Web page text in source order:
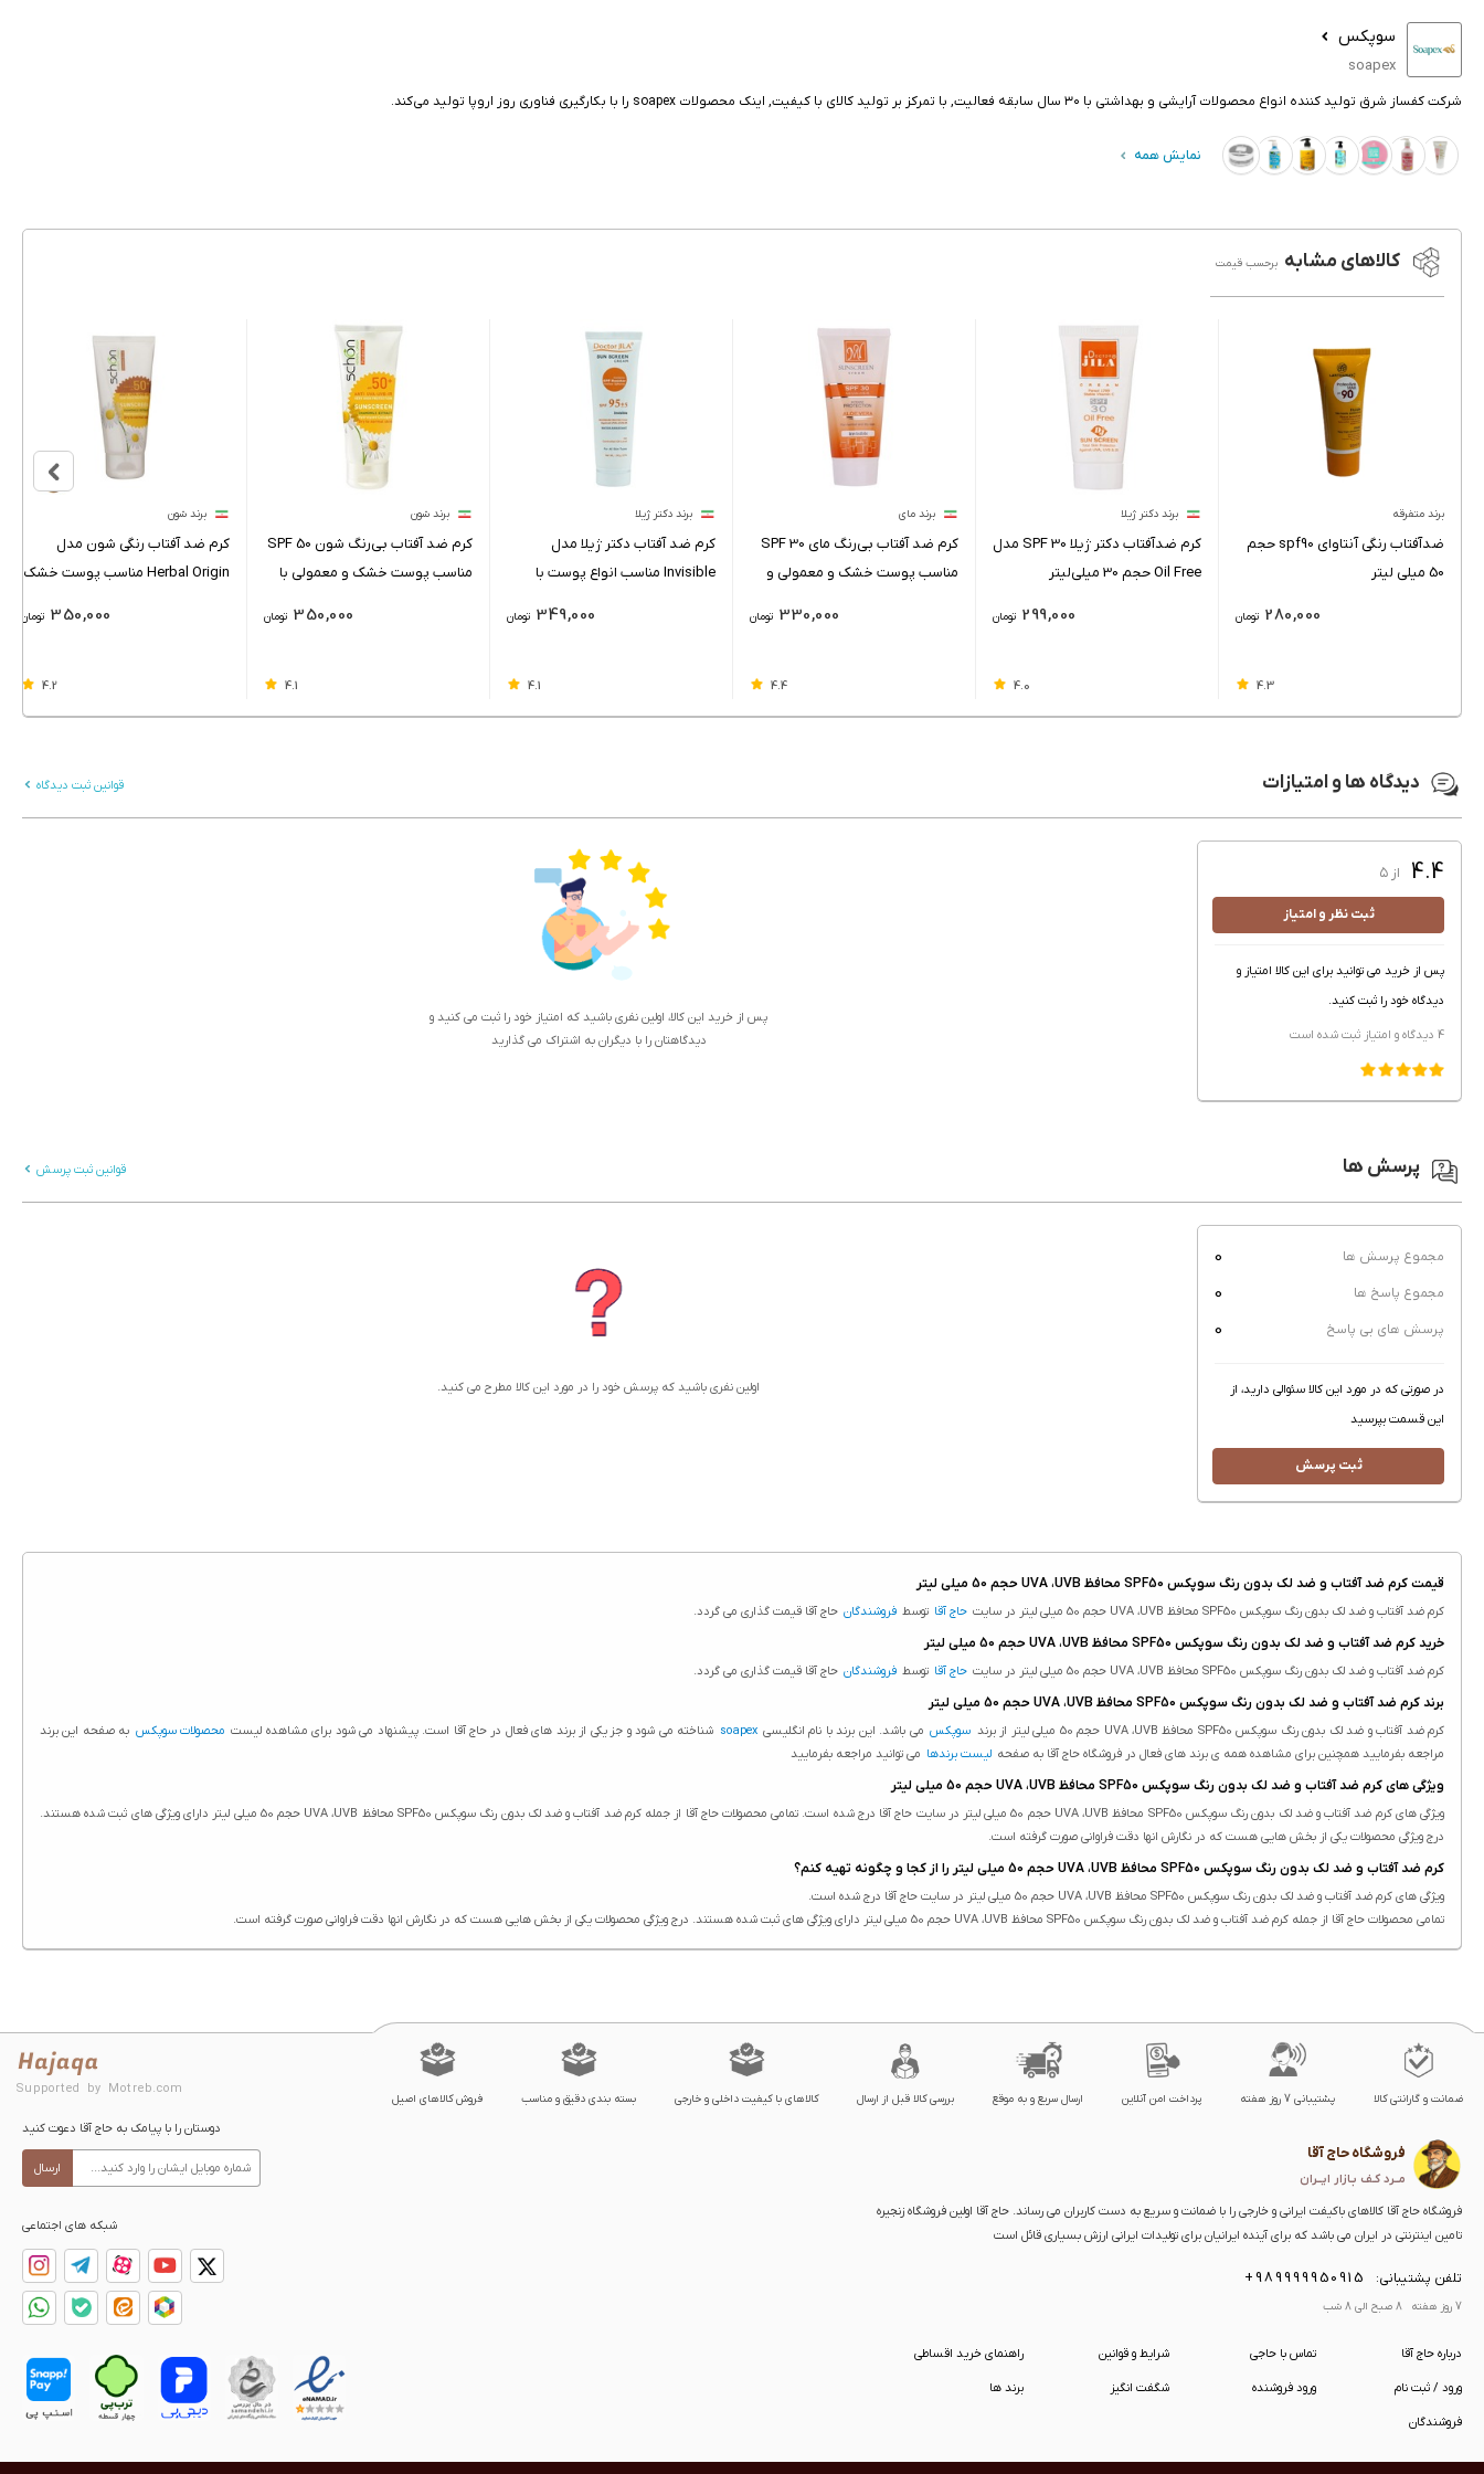
سوپکس
soapex
شرکت کفساز شرق تولید کننده انواع محصولات آرایشی و بهداشتی با ۳۰ سال سابقه فعالیت, با تمرکز بر تولید کالای با کیفیت, اینک محصولات soapex را با بکارگیری فناوری روز اروپا تولید می‌کند.
نمایش همه
کالاهای مشابه برحسب قیمت
برند متفرقه
ضدآفتاب رنگی آنتاوای spf90 حجم
50 میلی لیتر
تومان 280,000
4.3
برند دکتر ژیلا
کرم ضدآفتاب دکتر ژیلا SPF 30 مدل
Oil Free حجم 30 میلی‌لیتر
تومان 299,000
4.0
برند مای
کرم ضد آفتاب بی‌رنگ مای SPF 30
مناسب پوست خشک و معمولی و
تومان 330,000
4.4
برند دکتر ژیلا
کرم ضد آفتاب دکتر ژیلا مدل
Invisible مناسب انواع پوست با
تومان 349,000
4.1
برند شون
کرم ضد آفتاب بی‌رنگ شون SPF 50
مناسب پوست خشک و معمولی با
تومان 350,000
4.1
برند شون
کرم ضد آفتاب رنگی شون مدل
Herbal Origin مناسب پوست خشک
تومان 350,000
4.2
دیدگاه ها و امتیازات قوانین ثبت دیدگاه
4.4 از ۵
4 دیدگاه و امتیاز ثبت شده است
پس از خرید می توانید برای این کالا امتیاز و
دیدگاه خود را ثبت کنید.
ثبت نظر و امتیاز
پس از خرید این کالا، اولین نفری باشید که امتیاز خود را ثبت می کنید و
دیدگاهتان را با دیگران به اشتراک می گذارید
پرسش ها قوانین ثبت پرسش
مجموع پرسش ها 0
مجموع پاسخ ها 0
پرسش های بی پاسخ 0
در صورتی که در مورد این کالا سئوالی دارید، از
این قسمت بپرسید
ثبت پرسش
اولین نفری باشید که پرسش خود را در مورد این کالا مطرح می کنید.
قیمت کرم ضد آفتاب و ضد لک بدون رنگ سوپکس SPF50 محافظ UVA ،UVB حجم 50 میلی لیتر
کرم ضد آفتاب و ضد لک بدون رنگ سوپکس SPF50 محافظ UVA ،UVB حجم 50 میلی لیتر در سایت حاج آقا توسط فروشندگان حاج آقا قیمت گذاری می گردد.
خرید کرم ضد آفتاب و ضد لک بدون رنگ سوپکس SPF50 محافظ UVA ،UVB حجم 50 میلی لیتر
کرم ضد آفتاب و ضد لک بدون رنگ سوپکس SPF50 محافظ UVA ،UVB حجم 50 میلی لیتر در سایت حاج آقا توسط فروشندگان حاج آقا قیمت گذاری می گردد.
برند کرم ضد آفتاب و ضد لک بدون رنگ سوپکس SPF50 محافظ UVA ،UVB حجم 50 میلی لیتر
کرم ضد آفتاب و ضد لک بدون رنگ سوپکس SPF50 محافظ UVA ،UVB حجم 50 میلی لیتر از برند سوپکس می باشد. این برند با نام انگلیسی soapex شناخته می شود و جز یکی از برند های فعال در حاج آقا است. پیشنهاد می شود برای مشاهده لیست محصولات سوپکس به صفحه این برند
مراجعه بفرمایید همچنین برای مشاهده همه ی برند های فعال در فروشگاه حاج آقا به صفحه لیست برندها می توانید مراجعه بفرمایید
ویژگی های کرم ضد آفتاب و ضد لک بدون رنگ سوپکس SPF50 محافظ UVA ،UVB حجم 50 میلی لیتر
ویژگی های کرم ضد آفتاب و ضد لک بدون رنگ سوپکس SPF50 محافظ UVA ،UVB حجم 50 میلی لیتر در سایت حاج آقا درج شده است. تمامی محصولات حاج آقا از جمله کرم ضد آفتاب و ضد لک بدون رنگ سوپکس SPF50 محافظ UVA ،UVB حجم 50 میلی لیتر دارای ویژگی های ثبت شده هستند.
درج ویژگی محصولات یکی از بخش هایی هست که در نگارش انها دقت فراوانی صورت گرفته است.
کرم ضد آفتاب و ضد لک بدون رنگ سوپکس SPF50 محافظ UVA ،UVB حجم 50 میلی لیتر را از کجا و چگونه تهیه کنم؟
ویژگی های کرم ضد آفتاب و ضد لک بدون رنگ سوپکس SPF50 محافظ UVA ،UVB حجم 50 میلی لیتر در سایت حاج آقا درج شده است.
تمامی محصولات حاج آقا از جمله کرم ضد آفتاب و ضد لک بدون رنگ سوپکس SPF50 محافظ UVA ،UVB حجم 50 میلی لیتر دارای ویژگی های ثبت شده هستند. درج ویژگی محصولات یکی از بخش هایی هست که در نگارش انها دقت فراوانی صورت گرفته است.
ضمانت و گارانتی کالا پشتیبانی 7 روز هفته پرداخت امن آنلاین ارسال سریع و به موقع بررسی کالا قبل از ارسال کالاهای با کیفیت داخلی و خارجی بسته بندی دقیق و مناسب فروش کالاهای اصیل
Supported by Motreb.com
فروشگاه حاج آقا
مــرد کـف بـازار ایــران
فروشگاه حاج آقا کالاهای باکیفت ایرانی و خارجی را با ضمانت و سریع به دست کاربران می رساند. حاج آقا اولین فروشگاه زنجیره
تامین اینترنتی در ایران می باشد که برای آینده ایرانیان برای تولیدات ایرانی ارزش بسیاری قائل است
تلفن پشتیبانی: +989999950915
7 روز هفته 8 صبح الی 8 شب
درباره حاج آقا تماس با حاجی شرایط و قوانین راهنمای خرید اقساطی
ورود / ثبت نام ورود فروشنده شگفت انگیز برند ها
فروشندگان
دوستان را با پیامک به حاج آقا دعوت کنید
ارسال
شبکه های اجتماعی